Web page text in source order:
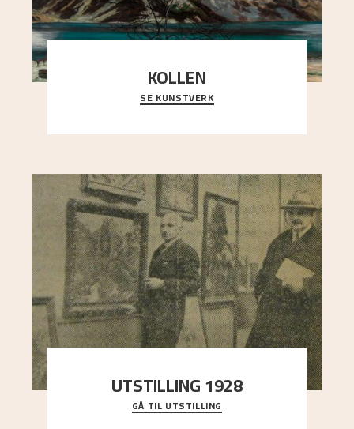
KOLLEN
Et ruvende fjell dominerer bildeflaten, og står i
sterk kontrast til det spinkle rognetreet ute
SE KUNSTVERK
UTSTILLING 1928
Då Astrup døydde i 1928, tok vennene Moritz
Kaland og Simon Thorbjørnsen initiativ til å
GÅ TIL UTSTILLING